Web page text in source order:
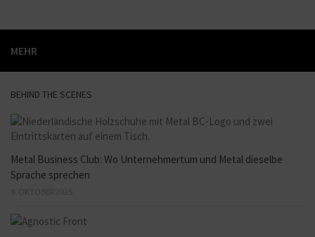
MEHR
BEHIND THE SCENES
Metal Business Club: Wo Unternehmertum und Metal dieselbe
Sprache sprechen